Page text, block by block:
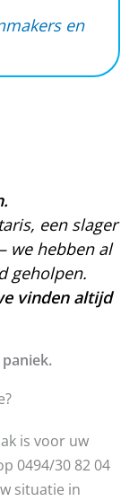
en
een slager
we hebben al
geholpen.
vinden altijd
is voor uw
0494/30 82 04
situatie in